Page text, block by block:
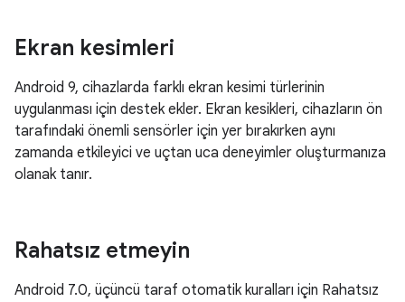
Ekran kesimleri
Android 9, cihazlarda farklı ekran kesimi türlerinin
uygulanması için destek ekler. Ekran kesikleri, cihazların ön
tarafındaki önemli sensörler için yer bırakırken aynı
zamanda etkileyici ve uçtan uca deneyimler oluşturmanıza
olanak tanır.
Rahatsız etmeyin
Android 7.0, üçüncü taraf otomatik kuralları için Rahatsız